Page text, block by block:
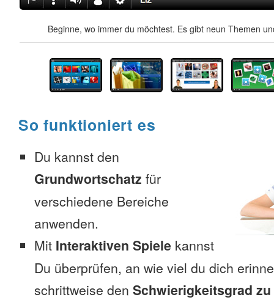
Beginne, wo immer du möchtest. Es gibt neun Themen
So funktioniert es
Du kannst den
Grundwortschatz für
verschiedene Bereiche
anwenden.
Mit Interaktiven Spiele kannst
Du überprüfen, an wie viel du dich
schrittweise den Schwierigkeitsgrad